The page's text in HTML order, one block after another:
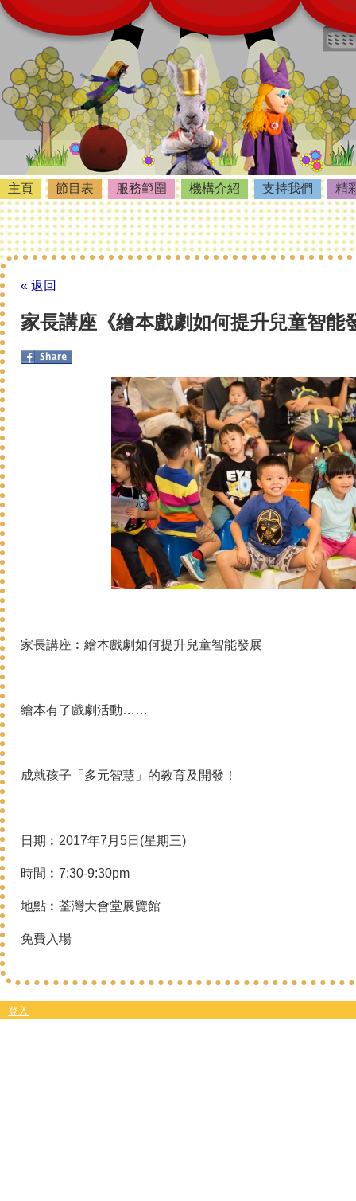
主頁 節目表 服務範圍 機構介紹 支持我們 精
« 返回
家長講座《繪本戲劇如何提升兒童智能
家長講座︰繪本戲劇如何提升兒童智能發展
繪本有了戲劇活動……
成就孩子「多元智慧」的教育及開發！
日期︰2017年7月5日(星期三)
時間︰7:30-9:30pm
地點︰荃灣大會堂展覽館
免費入場
登入